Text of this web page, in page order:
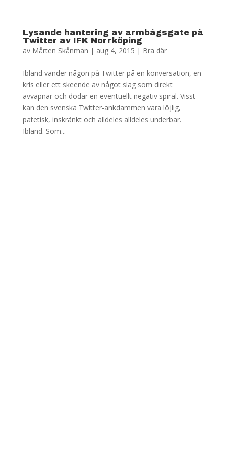
Lysande hantering av armbågsgate på
Twitter av IFK Norrköping
av Mårten Skånman | aug 4, 2015 | Bra där
Ibland vänder någon på Twitter på en konversation, en
kris eller ett skeende av något slag som direkt
avväpnar och dödar en eventuellt negativ spiral. Visst
kan den svenska Twitter-ankdammen vara löjlig,
patetisk, inskränkt och alldeles alldeles underbar.
Ibland. Som...